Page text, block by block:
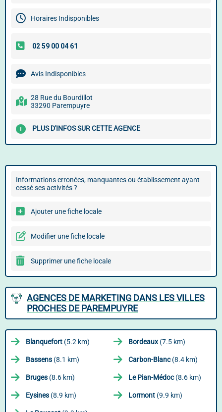
Horaires Indisponibles
Avis Indisponibles
28 Rue du Bourdillot
33290 Parempuyre
PLUS D'INFOS SUR CETTE AGENCE
Informations erronées, manquantes ou établissement ayant
cessé ses activités ?
Ajouter une fiche locale
Modifier une fiche locale
Supprimer une fiche locale
AGENCES DE MARKETING DANS LES VILLES
PROCHES DE PAREMPUYRE
Blanquefort (5.2 km) Bordeaux(7.5 km)
Bassens (8.1 km) Carbon-Blanc(8.4 km)
Bruges (8.6 km) Le Pian-Médoc(8.6 km)
Eysines (8.9 km) Lormont (9.9 km)